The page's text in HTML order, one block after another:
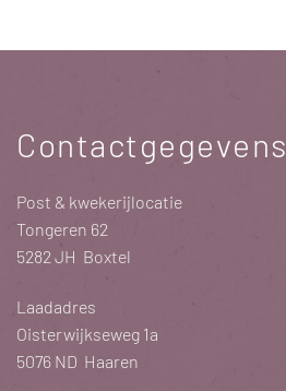
Contactgegevens
Post & kwekerijlocatie
Tongeren 62
5282 JH Boxtel
Laadadres
Oisterwijkseweg 1a
5076 ND Haaren